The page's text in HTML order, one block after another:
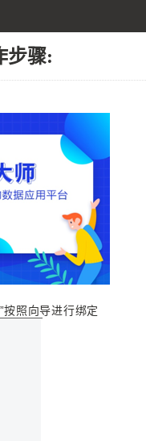
步骤:
按照向导进行绑定